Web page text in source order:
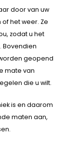
door van uw
het weer. Ze
zodat u het
Bovendien
geopend
mate van
die u wilt.
is en daarom
maten aan,